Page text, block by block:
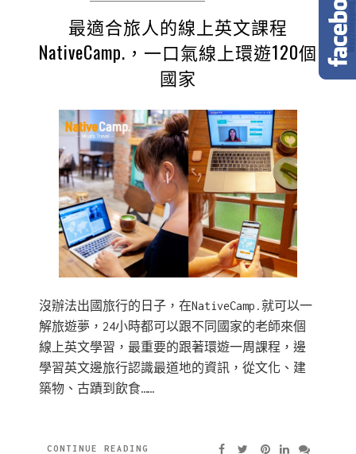
最適合旅人的線上英文課程
NativeCamp.，一口氣線上環遊120個
國家
沒辦法出國旅行的日子，在NativeCamp.就可以一
解旅遊夢，24小時都可以跟不同國家的老師來個
線上英文學習，最重要的跟著環遊一周課程，邊
學習英文邊旅行認識最道地的資訊，從文化、建
築物、古蹟到飲食……
CONTINUE READING